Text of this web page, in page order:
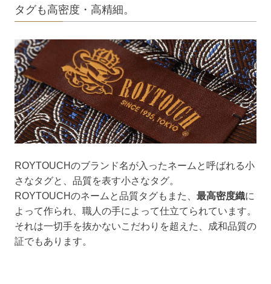
タグも高密度・高精細。
ROYTOUCHのブランド名が入ったネームと呼ばれる小
さなタグと、品質を表す小さなタグ。
ROYTOUCHのネームと品質タグもまた、 最高密度織に
よって作られ、職人の手によって仕立てられています。
それは一切手を抜かないこだわりを超えた、成和品質の
証でもあります。